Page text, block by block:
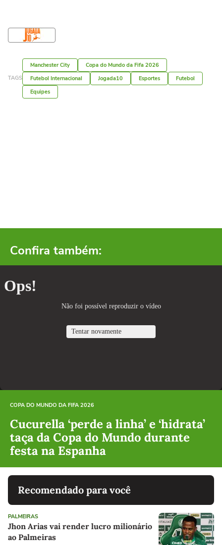
TAGS
Manchester City
Copa do Mundo da Fifa 2026
Futebol Internacional
Jogada10 Esportes
Futebol
Equipes
Confira também:
COPA DO MUNDO DA FIFA 2026
Cucurella ‘perde a linha’ e ‘hidrata’
taça da Copa do Mundo durante
festa na Espanha
Recomendado para você
PALMEIRAS
Jhon Arias vai render lucro milionário
ao Palmeiras